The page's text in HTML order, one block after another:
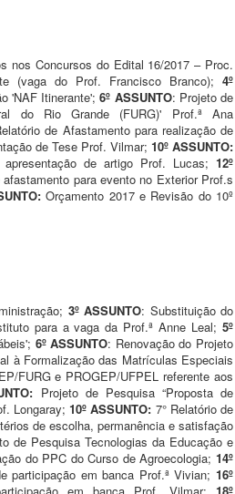
nos Concursos do Edital 16/2017 – Proc.
(vaga do Prof. Francisco Branco); 4º
'NAF Itinerante';6º ASSUNTO: Projeto de
do Rio Grande (FURG)' Prof.ª Ana
de Afastamento para realização de
de Tese Prof. Vilmar; 10º ASSUNTO:
de artigo Prof. Lucas;12º
para evento no Exterior Prof.s
Orçamento 2017 e Revisão do 10º
3º ASSUNTO: Substituição do
para a vaga da Prof.ª Anne Leal;5º
6º ASSUNTO: Renovação do Projeto
à Formalização das Matrículas Especiais
FURG e PROGEP/UFPEL referente aos
Projeto de Pesquisa “Proposta de
Longaray;10º ASSUNTO: 7° Relatório de
de escolha, permanência e satisfação
de Pesquisa Tecnologias da Educação e
do PPC do Curso de Agroecologia;14º
participação em banca Prof.ª Vivian;16º
em banca Prof. Vilmar;18º